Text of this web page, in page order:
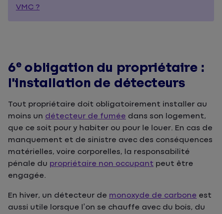
VMC ?
6e obligation du propriétaire :
l’installation de détecteurs
Tout propriétaire doit obligatoirement installer au
moins un détecteur de fumée dans son logement,
que ce soit pour y habiter ou pour le louer. En cas de
manquement et de sinistre avec des conséquences
matérielles, voire corporelles, la responsabilité
pénale du propriétaire non occupant peut être
engagée.
En hiver, un détecteur de monoxyde de carbone est
aussi utile lorsque l’on se chauffe avec du bois, du